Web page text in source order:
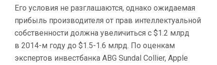
Его условия не разглашаются, однако ожидаемая
прибыль производителя от прав интеллектуальной
собственности должна увеличиться с $1.2 млрд
в 2014-м году до $1.5-1.6 млрд. По оценкам
экспертов инвестбанка ABG Sundal Collier, Apple